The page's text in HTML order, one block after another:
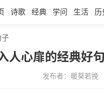
诗歌 经典 学问 生活 历
子
人心扉的经典好
发布者：暖葵若挽